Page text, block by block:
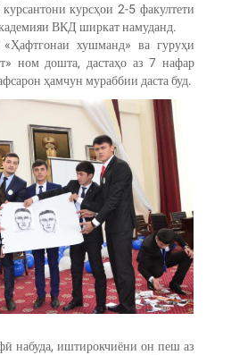
курсҳои 2-5 факултети
ВКД ширкат намуданд.
хушманд» ва гуруҳи
ном дошта, дастаҳо аз 7 нафар
ҳамчун мураббии даста буд.
набуда, иштирокчиёни он пеш аз